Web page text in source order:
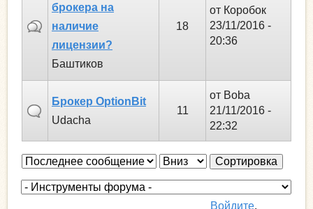
брокера на
наличие
лицензии?
Баштиков
18
от Коробок
23/11/2016 -
20:36
Брокер OptionBit
Udacha
11
от Boba
21/11/2016 -
22:32
С
о
С
о
Войдите,